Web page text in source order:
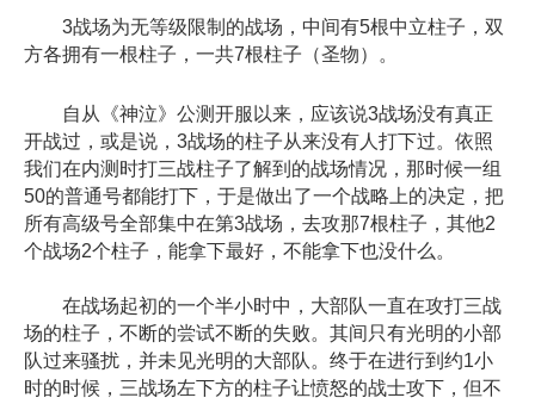
3战场为无等级限制的战场，中间有5根中立柱子，双
方各拥有一根柱子，一共7根柱子（圣物）。
自从《神泣》公测开服以来，应该说3战场没有真正
开战过，或是说，3战场的柱子从来没有人打下过。依照
我们在内测时打三战柱子了解到的战场情况，那时候一组
50的普通号都能打下，于是做出了一个战略上的决定，把
所有高级号全部集中在第3战场，去攻那7根柱子，其他2
个战场2个柱子，能拿下最好，不能拿下也没什么。
在战场起初的一个半小时中，大部队一直在攻打三战
场的柱子，不断的尝试不断的失败。其间只有光明的小部
队过来骚扰，并未见光明的大部队。终于在进行到约1小
时的时候，三战场左下方的柱子让愤怒的战士攻下，但不